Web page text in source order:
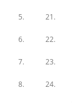
5. 21.
6. 22.
7. 23.
8. 24.